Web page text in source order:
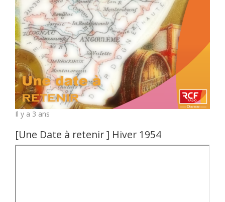
Il y a 3 ans
[Une Date à retenir ] Hiver 1954